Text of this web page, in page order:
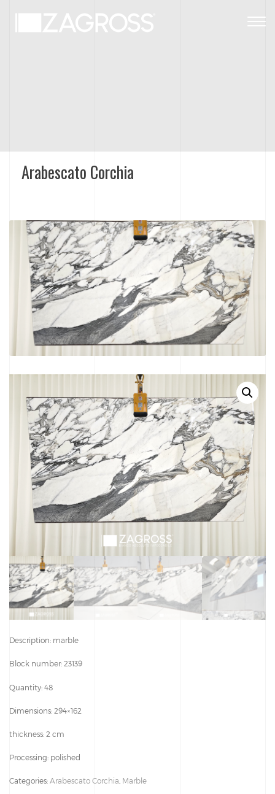
Arabescato Corchia
Description: marble
Block number: 23139
Quantity: 48
Dimensions: 294×162
thickness: 2 cm
Processing: polished
Categories: Arabescato Corchia Marble